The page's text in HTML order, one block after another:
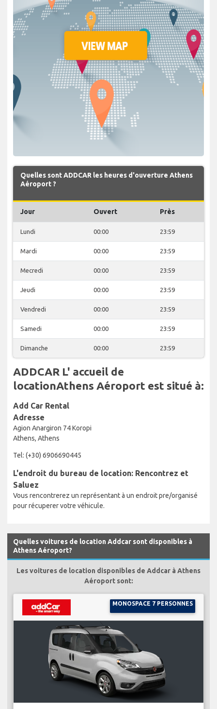
Quelles sont ADDCAR les heures d'ouverture Athens
Aéroport ?
Jour Ouvert Près
Lundi 00:00 23:59
Mardi 00:00 23:59
Mecredi 00:00 23:59
Jeudi 00:00 23:59
Vendredi 00:00 23:59
Samedi 00:00 23:59
Dimanche 00:00 23:59
ADDCAR L' accueil de
locationAthens Aéroport est situé à:
Add Car Rental
Adresse
Agion Anargiron 74 Koropi
Athens, Athens
Tel: (+30) 6906690445
L'endroit du bureau de location: Rencontrez et
Saluez
Vous rencontrerez un représentant à un endroit pre/organisé
pour récuperer votre véhicule.
Quelles voitures de location Addcar sont disponibles à
Athens Aéroport?
Les voitures de location disponibles de Addcar à Athens
Aéroport sont:
MONOSPACE 7 PERSONNES